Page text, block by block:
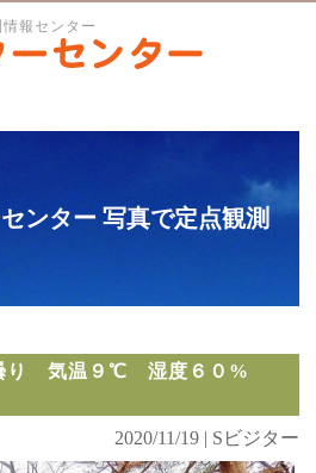
報センター
ンター 写真で定点観測
り 気温９℃ 湿度６０%
2020/11/19 | Sビジター